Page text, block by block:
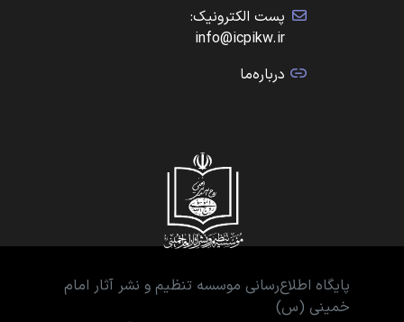
پست الکترونیک:
info@icpikw.ir
درباره‌ما
پایگاه اطلاع‌رسانی موسسه تنظیم و نشر آثار امام
خمینی (س)